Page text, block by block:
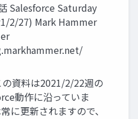
Salesforce Saturday
2/27) Mark Hammer
資料は2021/2/22週の
動作に沿っていま
に更新されますので、